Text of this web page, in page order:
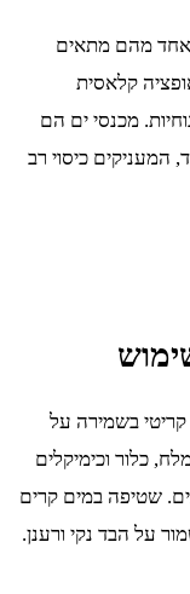
אחד מהם מתאים
קלאסית
מכנסי ים הם
המעניקים כיסוי רב
בשמירה על
כלור וכימיקלים
שטיפה במים קרים
על הבד נקי ורענן.